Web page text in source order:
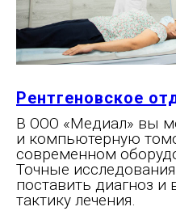
Рентгеновское
В ООО «Медиал» вы
и компьютерную
современном
Точные
поставить диагноз
тактику лечения.